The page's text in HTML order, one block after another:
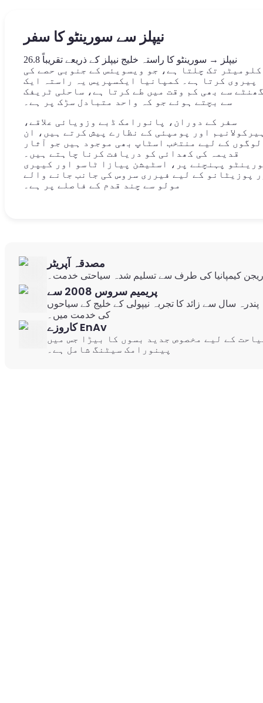
نیپلز سے سورینٹو کا سفر
نیپلز → سورینٹو کا راستہ خلیج نیپلز کے ذریعے تقریباً 26.8
کلومیٹر تک چلتا ہے، جو ویسویئس کے جنوبی حصے کی
پیروی کرتا ہے۔ کمپانیا ایکسپریس یہ راستہ ایک
سے بھی کم وقت میں طے کرتا ہے، ساحلی ٹریفک
سے بچتے ہوئے جو کہ واحد متبادل سڑک پر ہے۔
سفر کے دوران، پانورامک ڈبے وزویائی علاقے،
اور پومپئی کے نظارے پیش کرتے ہیں، ان
لوگوں کے لیے منتخب اسٹاپ بھی موجود ہیں جو آثار
قدیمہ کی کھدائی کو دریافت کرنا چاہتے ہیں۔
پہنچنے پر، اسٹیشن پیازا ٹاسو اور کیپری
پوزیٹانو کے لیے فیرری سروس کی جانب جانے والے
مولو سے چند قدم کے فاصلے پر ہے۔
مصدقہ آپریٹر
ریجن کیمپانیا کی طرف سے تسلیم شدہ سیاحتی خدمت۔
پریمیم سروس 2008 سے
پندرہ سال سے زائد کا تجربہ نیپولی کے خلیج کے سیاحوں
کی خدمت میں۔
کاروزے EnAv
کے لیے مخصوص جدید بسوں کا بیڑا جس میں
پینورامک سیٹنگ شامل ہے۔